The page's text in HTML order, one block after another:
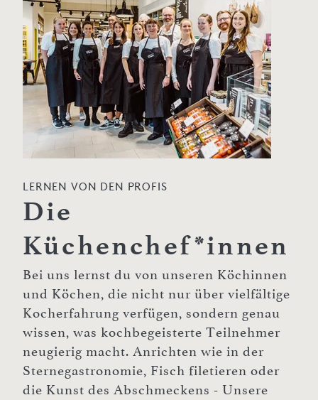
LERNEN VON DEN PROFIS
Die
Küchenchef*innen
Bei uns lernst du von unseren Köchinnen
und Köchen, die nicht nur über vielfältige
Kocherfahrung verfügen, sondern genau
wissen, was kochbegeisterte Teilnehmer
neugierig macht. Anrichten wie in der
Sternegastronomie, Fisch filetieren oder
die Kunst des Abschmeckens - Unsere